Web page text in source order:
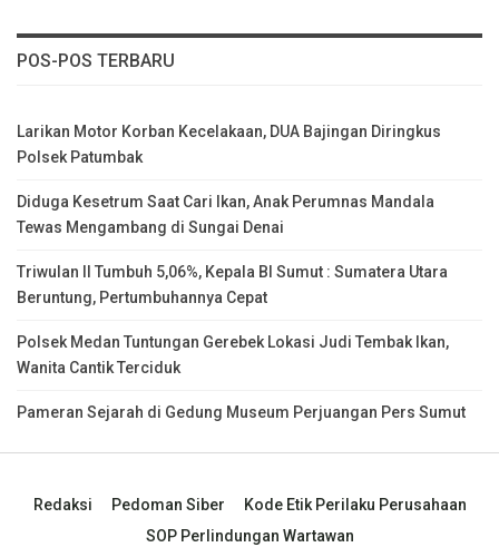
POS-POS TERBARU
Larikan Motor Korban Kecelakaan, DUA Bajingan Diringkus
Polsek Patumbak
Diduga Kesetrum Saat Cari Ikan, Anak Perumnas Mandala
Tewas Mengambang di Sungai Denai
Triwulan II Tumbuh 5,06%, Kepala BI Sumut : Sumatera Utara
Beruntung, Pertumbuhannya Cepat
Polsek Medan Tuntungan Gerebek Lokasi Judi Tembak Ikan,
Wanita Cantik Terciduk
Pameran Sejarah di Gedung Museum Perjuangan Pers Sumut
Redaksi Pedoman Siber
Kode Etik Perilaku Perusahaan
SOP Perlindungan Wartawan